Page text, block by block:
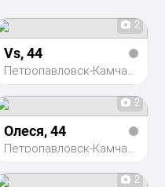
2
Vs, 44
Петропавловск-Камчатский
2
Олеся, 44
Петропавловск-Камчатский
2